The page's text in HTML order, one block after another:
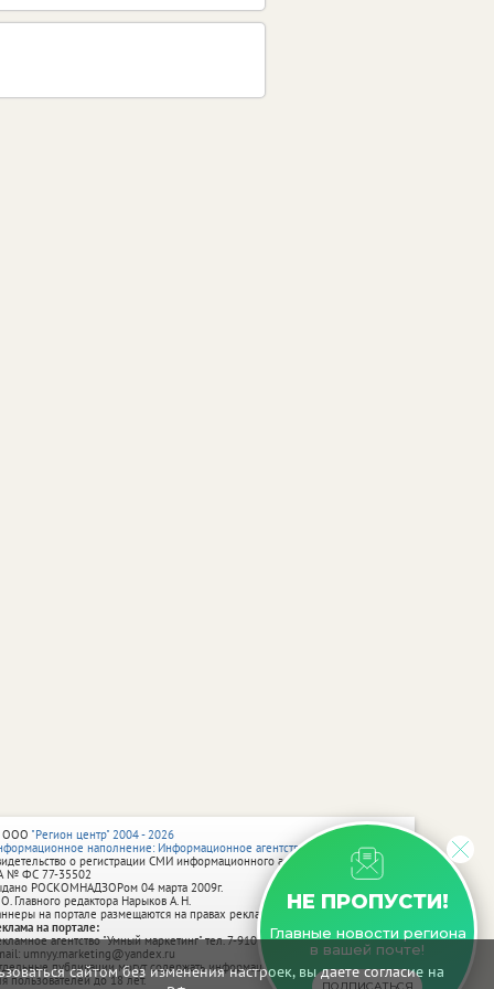
сайтом без изменения настроек, вы даете согласие на
НЕ ПРОПУСТИ!
Главные новости региона
в вашей почте!
"Регион центр" 2004 - 2026
наполнение: Информационное агентство vRossii.ru
о регистрации СМИ информационного агентства vRossii.ru
№ ФС 77‑35502
РОСКОМНАДЗОРом 04 марта 2009г.
Главного редактора Нарыков А. Н.
на портале размещаются на правах рекламы.
на портале:
агентство "Умный маркетинг" тел. 7-910-267-70-40,
umnyy.marketing@yandex.ru
публикации могут содержать информацию, не предназначенную
пользователей до 18 лет.